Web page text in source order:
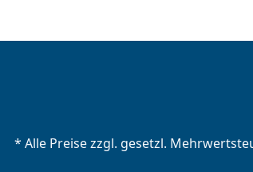
* Alle Preise zzgl. gesetzl.